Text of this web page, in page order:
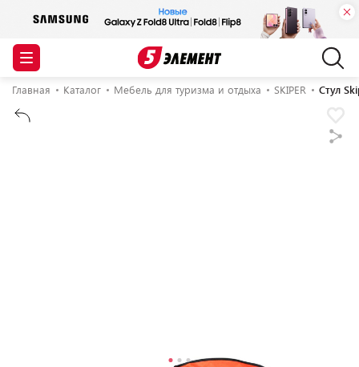
Главная Каталог Мебель для туризма и отдыха SKIPER Стул